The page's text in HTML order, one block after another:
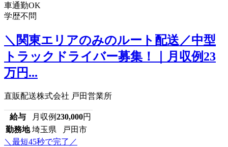
車通勤OK
学歴不問
＼関東エリアのみのルート配送／中型
トラックドライバー募集！｜月収例23
万円...
直販配送株式会社 戸田営業所
給与 月収例230,000円
勤務地 埼玉県 戸田市
＼最短45秒で完了／